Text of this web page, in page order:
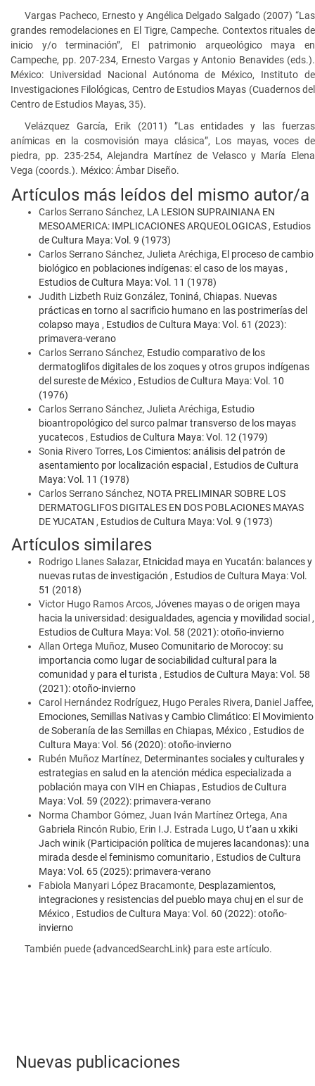
Vargas Pacheco, Ernesto y Angélica Delgado Salgado (2007) “Las
grandes remodelaciones en El Tigre, Campeche. Contextos rituales de
inicio y/o terminación”, El patrimonio arqueológico maya en
Campeche, pp. 207-234, Ernesto Vargas y Antonio Benavides (eds.).
México: Universidad Nacional Autónoma de México, Instituto de
Investigaciones Filológicas, Centro de Estudios Mayas (Cuadernos del
Centro de Estudios Mayas, 35).
Velázquez García, Erik (2011) ”Las entidades y las fuerzas
anímicas en la cosmovisión maya clásica”, Los mayas, voces de
piedra, pp. 235-254, Alejandra Martínez de Velasco y María Elena
Vega (coords.). México: Ámbar Diseño.
Artículos más leídos del mismo autor/a
Carlos Serrano Sánchez, LA LESION SUPRAINIANA EN
MESOAMERICA: IMPLICACIONES ARQUEOLOGICAS , Estudios
de Cultura Maya: Vol. 9 (1973)
Carlos Serrano Sánchez, Julieta Aréchiga, El proceso de cambio
biológico en poblaciones indígenas: el caso de los mayas ,
Estudios de Cultura Maya: Vol. 11 (1978)
Judith Lizbeth Ruiz González, Toniná, Chiapas. Nuevas
prácticas en torno al sacrificio humano en las postrimerías del
colapso maya , Estudios de Cultura Maya: Vol. 61 (2023):
primavera-verano
Carlos Serrano Sánchez, Estudio comparativo de los
dermatoglifos digitales de los zoques y otros grupos indígenas
del sureste de México , Estudios de Cultura Maya: Vol. 10
(1976)
Carlos Serrano Sánchez, Julieta Aréchiga, Estudio
bioantropológico del surco palmar transverso de los mayas
yucatecos , Estudios de Cultura Maya: Vol. 12 (1979)
Sonia Rivero Torres, Los Cimientos: análisis del patrón de
asentamiento por localización espacial , Estudios de Cultura
Maya: Vol. 11 (1978)
Carlos Serrano Sánchez, NOTA PRELIMINAR SOBRE LOS
DERMATOGLIFOS DIGITALES EN DOS POBLACIONES MAYAS
DE YUCATAN , Estudios de Cultura Maya: Vol. 9 (1973)
Artículos similares
Rodrigo Llanes Salazar, Etnicidad maya en Yucatán: balances y
nuevas rutas de investigación , Estudios de Cultura Maya: Vol.
51 (2018)
Victor Hugo Ramos Arcos, Jóvenes mayas o de origen maya
hacia la universidad: desigualdades, agencia y movilidad social ,
Estudios de Cultura Maya: Vol. 58 (2021): otoño-invierno
Allan Ortega Muñoz, Museo Comunitario de Morocoy: su
importancia como lugar de sociabilidad cultural para la
comunidad y para el turista , Estudios de Cultura Maya: Vol. 58
(2021): otoño-invierno
Carol Hernández Rodríguez, Hugo Perales Rivera, Daniel Jaffee,
Emociones, Semillas Nativas y Cambio Climático: El Movimiento
de Soberanía de las Semillas en Chiapas, México , Estudios de
Cultura Maya: Vol. 56 (2020): otoño-invierno
Rubén Muñoz Martínez, Determinantes sociales y culturales y
estrategias en salud en la atención médica especializada a
población maya con VIH en Chiapas , Estudios de Cultura
Maya: Vol. 59 (2022): primavera-verano
Norma Chambor Gómez, Juan Iván Martínez Ortega, Ana
Gabriela Rincón Rubio, Erin I.J. Estrada Lugo, U t’aan u xkiki
Jach winik (Participación política de mujeres lacandonas): una
mirada desde el feminismo comunitario , Estudios de Cultura
Maya: Vol. 65 (2025): primavera-verano
Fabiola Manyari López Bracamonte, Desplazamientos,
integraciones y resistencias del pueblo maya chuj en el sur de
México , Estudios de Cultura Maya: Vol. 60 (2022): otoño-
invierno
También puede {advancedSearchLink} para este artículo.
Nuevas publicaciones